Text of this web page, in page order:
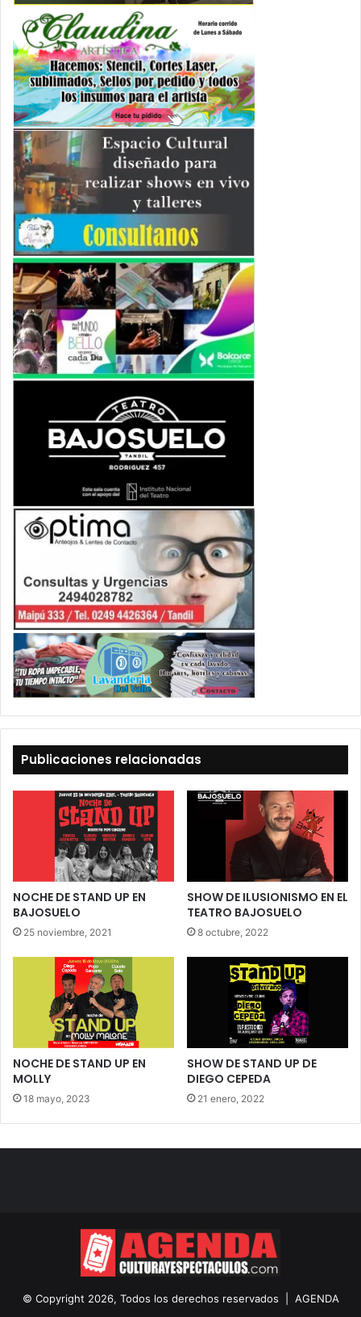
Publicaciones relacionadas
NOCHE DE STAND UP EN
BAJOSUELO
25 noviembre, 2021
SHOW DE ILUSIONISMO EN EL
TEATRO BAJOSUELO
8 octubre, 2022
NOCHE DE STAND UP EN
MOLLY
18 mayo, 2023
SHOW DE STAND UP DE
DIEGO CEPEDA
21 enero, 2022
© Copyright 2026, Todos los derechos reservados | AGENDA